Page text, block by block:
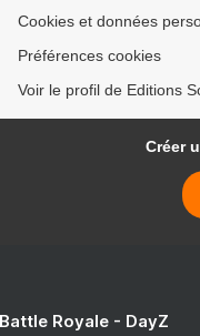
Cookies et données
Préférences cookies
Voir le profil de Editions
Créer
Royale - DayZ